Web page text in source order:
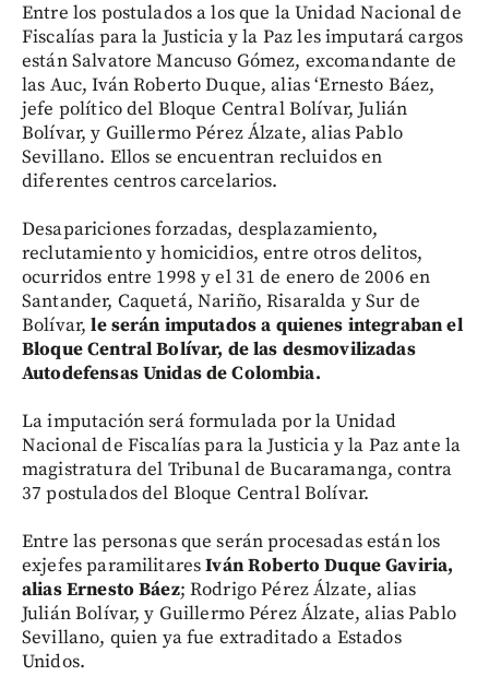
Entre los postulados a los que la Unidad Nacional de
Fiscalías para la Justicia y la Paz les imputará cargos
están Salvatore Mancuso Gómez, excomandante de
las Auc, Iván Roberto Duque, alias ‘Ernesto Báez,
jefe político del Bloque Central Bolívar, Julián
Bolívar, y Guillermo Pérez Álzate, alias Pablo
Sevillano. Ellos se encuentran recluidos en
diferentes centros carcelarios.
Desapariciones forzadas, desplazamiento,
reclutamiento y homicidios, entre otros delitos,
ocurridos entre 1998 y el 31 de enero de 2006 en
Santander, Caquetá, Nariño, Risaralda y Sur de
Bolívar, le serán imputados a quienes integraban el
Bloque Central Bolívar, de las desmovilizadas
Autodefensas Unidas de Colombia.
La imputación será formulada por la Unidad
Nacional de Fiscalías para la Justicia y la Paz ante la
magistratura del Tribunal de Bucaramanga, contra
37 postulados del Bloque Central Bolívar.
Entre las personas que serán procesadas están los
exjefes paramilitaresIván Roberto Duque Gaviria,
alias Ernesto Báez; Rodrigo Pérez Álzate, alias
Julián Bolívar, y Guillermo Pérez Álzate, alias Pablo
Sevillano, quien ya fue extraditado a Estados
Unidos.